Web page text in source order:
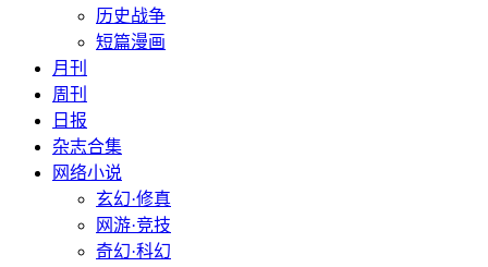
历史战争
短篇漫画
月刊
周刊
日报
杂志合集
网络小说
玄幻·修真
网游·竞技
奇幻·科幻